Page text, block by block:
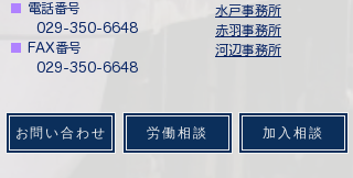
■ 電話番号
029-350-6648
■ ​FAX番号
029-350-6648
水戸事務所
赤羽事務所
​河辺事務所
お問い合わせ 労働相談 加入相談